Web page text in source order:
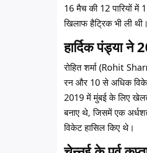
16 मैच की 12 पारियों
खिलाफ हैट्रिक भी ली थी।
हार्दिक पंड्या ने
रोहित शर्मा (Rohit
रन और 10 से अधिक
2019 में मुंबई के लिए
बनाए थे, जिसमें एक
विकेट हासिल किए थे।